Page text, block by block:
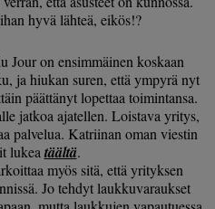
hyvä lähteä, eikös!?
Jour on ensimmäinen koskaan
ja hiukan suren, että ympyrä nyt
päättänyt lopettaa toimintansa.
jatkoa ajatellen. Loistava yritys,
palvelua. Katriinan oman viestin
lukeatäältä.
myös sitä, että yrityksen
Jo tehdyt laukkuvaraukset